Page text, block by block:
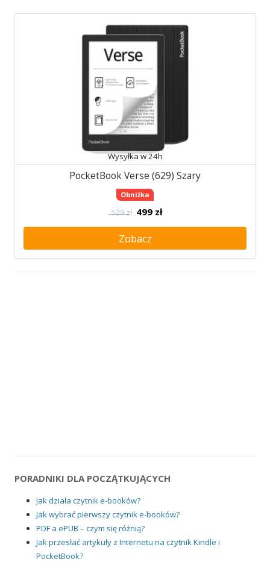
Wysyłka w 24h
PocketBook Verse (629) Szary
Obniżka
529 zł 499 zł
Zobacz
PORADNIKI DLA POCZĄTKUJĄCYCH
Jak działa czytnik e-booków?
Jak wybrać pierwszy czytnik e-booków?
PDF a ePUB – czym się różnią?
Jak przesłać artykuły z Internetu na czytnik Kindle i
PocketBook?